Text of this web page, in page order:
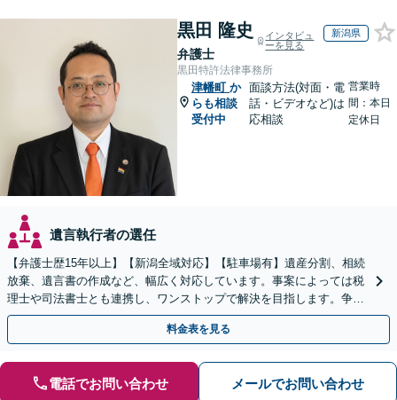
黒田 隆史
弁護士
インタビュ
ーを見る
新潟県
黒田特許法律事務所
津幡町 か
らも相談
受付中
面談方法(対面・電
話・ビデオなど)は
応相談
営業時
間：本日
定休日
遺言執行者の選任
【弁護士歴15年以上】【新潟全域対応】【駐車場有】遺産分割、相続
放棄、遺言書の作成など、幅広く対応しています。事案によっては税
理士や司法書士とも連携し、ワンストップで解決を目指します。争い
を防ぐためにもぜひご相談ください。【分割払い可】
料金表を見る
電話でお問い合わせ メールでお問い合わせ